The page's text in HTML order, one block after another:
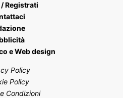
Registrati
e Web design
Policy
Policy
Condizioni